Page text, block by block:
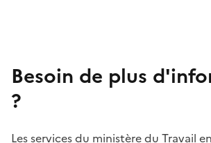
Besoin de plus
?
Les services du ministère du Travail